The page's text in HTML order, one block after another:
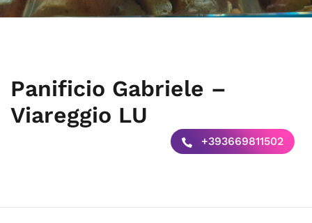
Panificio Gabriele –
Viareggio LU
+393669811502